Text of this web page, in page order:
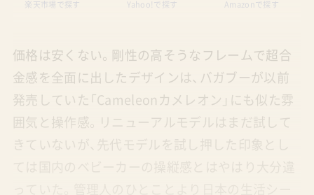
Amazonで探す
楽天市場で探す Yahoo!で探す
価格は安くない。剛性の高そうなフレームで超合
金感を全面に出したデザインは、バガブーが以前
発売していた「Cameleonカメレオン」にも似た雰
囲気と操作感。リニューアルモデルはまだ試して